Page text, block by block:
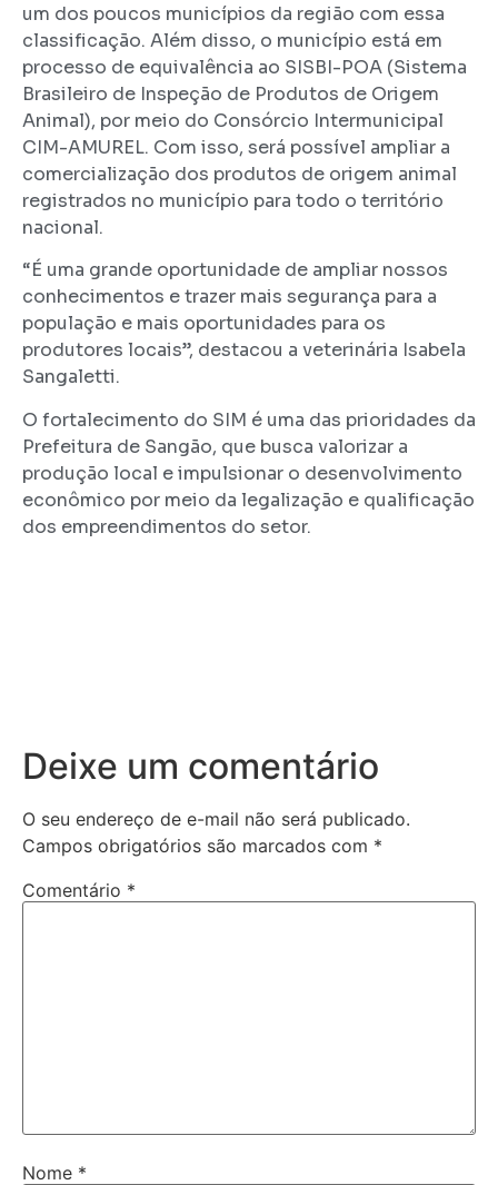
um dos poucos municípios da região com essa
classificação. Além disso, o município está em
processo de equivalência ao SISBI-POA (Sistema
Brasileiro de Inspeção de Produtos de Origem
Animal), por meio do Consórcio Intermunicipal
CIM-AMUREL. Com isso, será possível ampliar a
comercialização dos produtos de origem animal
registrados no município para todo o território
nacional.
“É uma grande oportunidade de ampliar nossos
conhecimentos e trazer mais segurança para a
população e mais oportunidades para os
produtores locais”, destacou a veterinária Isabela
Sangaletti.
O fortalecimento do SIM é uma das prioridades da
Prefeitura de Sangão, que busca valorizar a
produção local e impulsionar o desenvolvimento
econômico por meio da legalização e qualificação
dos empreendimentos do setor.
Deixe um comentário
O seu endereço de e-mail não será publicado.
Campos obrigatórios são marcados com *
Comentário *
Nome *